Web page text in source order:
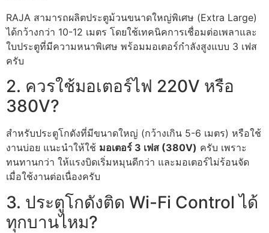
RAJA สามารถผลิตประตูม้วนขนาดใหญ่พิเศษ (Extra Large)
ได้กว้างกว่า 10-12 เมตร โดยใช้เทคนิคการเชื่อมต่อเพลาและ
ใบประตูที่มีความหนาพิเศษ พร้อมมอเตอร์กำลังสูงแบบ 3 เฟส
ครับ
2. ควรใช้มอเตอร์ไฟ 220V หรือ
380V?
สำหรับประตูโกดังที่มีขนาดใหญ่ (กว้างเกิน 5-6 เมตร) หรือใช้
งานบ่อย แนะนำให้ใช้ มอเตอร์ 3 เฟส (380V) ครับ เพราะ
ทนทานกว่า ให้แรงบิดเริ่มหมุนดีกว่า และมอเตอร์ไม่ร้อนจัด
เมื่อใช้งานต่อเนื่องครับ
3. ประตูโกดังติด Wi-Fi Control ได้
ทุกบานไหม?